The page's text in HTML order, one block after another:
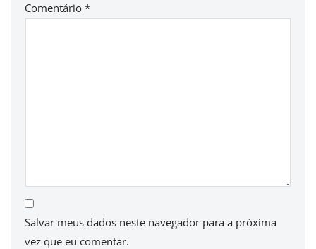
Comentário *
Salvar meus dados neste navegador para a próxima
vez que eu comentar.